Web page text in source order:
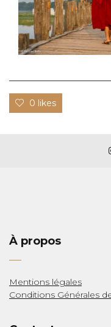
0 likes
À propos
Mentions légales
Conditions Générales